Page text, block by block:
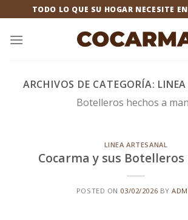
al
contenido
TODO LO QUE SU HOGAR NECESITE
ARCHIVOS DE CATEGORÍA:
Botelleros hechos a
LINEA ARTESANAL
Cocarma y sus
POSTED ON 03/02/2026 BY